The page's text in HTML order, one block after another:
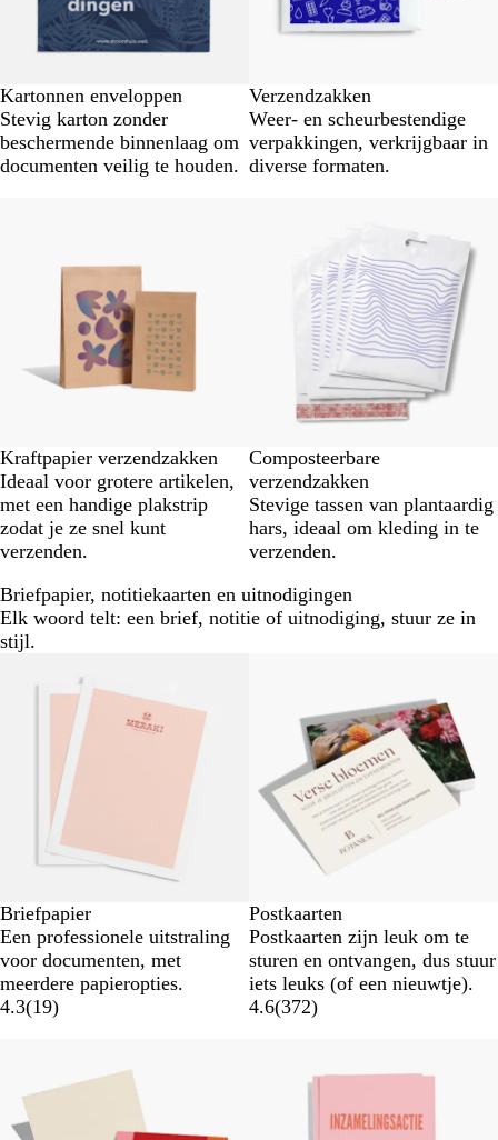
Kartonnen enveloppen
Stevig karton zonder
beschermende binnenlaag om
documenten veilig te houden.
Verzendzakken
Weer- en scheurbestendige
verpakkingen, verkrijgbaar in
diverse formaten.
Kraftpapier verzendzakken
Ideaal voor grotere artikelen,
met een handige plakstrip
zodat je ze snel kunt
verzenden.
Composteerbare
verzendzakken
Stevige tassen van plantaardig
hars, ideaal om kleding in te
verzenden.
Briefpapier, notitiekaarten en uitnodigingen
Elk woord telt: een brief, notitie of uitnodiging, stuur ze in
stijl.
Briefpapier
Een professionele uitstraling
voor documenten, met
meerdere papieropties.
4.3(19)
Postkaarten
Postkaarten zijn leuk om te
sturen en ontvangen, dus stuur
iets leuks (of een nieuwtje).
4.6(372)